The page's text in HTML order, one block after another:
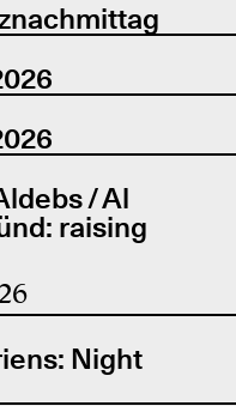
/ Al
raising
Night